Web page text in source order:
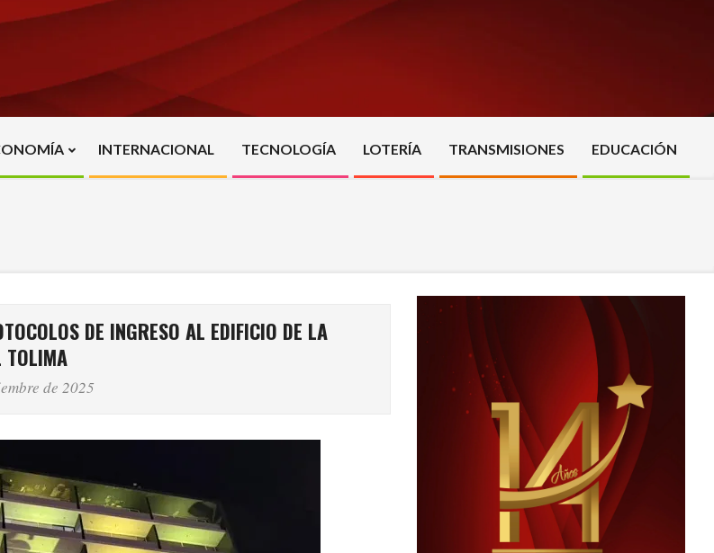
Primary
Navigation
INTERNACIONAL TECNOLOGÍA LOTERÍA TRANSMISIONES EDUCACIÓN
DE INGRESO AL EDIFICIO DE LA
TOLIMA
de 2025